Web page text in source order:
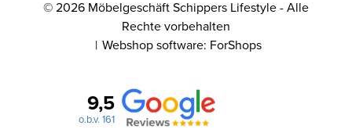
© 2026 Möbelgeschäft Schippers Lifestyle - Alle
Rechte vorbehalten
Webshop software: ForShops
9,5
o.b.v. 161